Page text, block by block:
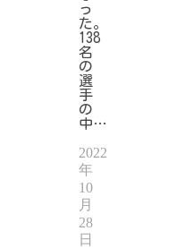
っ
た。
138
名
の
選
手
の
中…
2022
年
10
月
28
日